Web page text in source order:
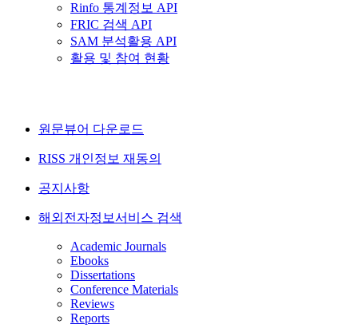
Rinfo 통계정보 API
FRIC 검색 API
SAM 분석활용 API
활용 및 참여 현황
원문뷰어 다운로드
RISS 개인정보 재동의
공지사항
해외전자정보서비스 검색
Academic Journals
Ebooks
Dissertations
Conference Materials
Reviews
Reports